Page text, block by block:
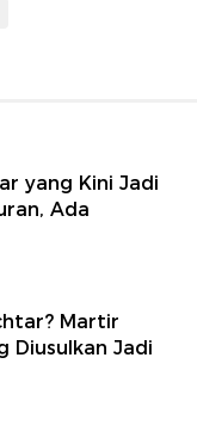
yang Kini Jadi
Ada
Martir
Diusulkan Jadi